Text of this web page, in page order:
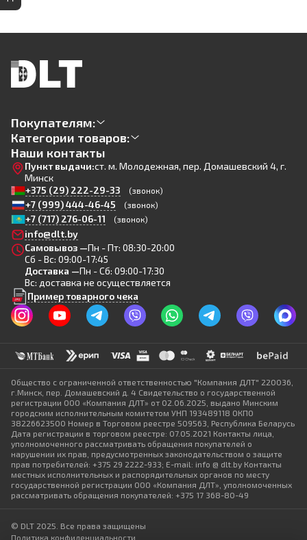
Покупателям:
Категории товаров:
Наши контакты
Пункт выдачи:ст. м. Молодежная, пер. Домашевский 4, г.
Минск
+375 (29) 222-29-33
(звонок)
+7 (999) 444-46-45 (звонок)
+7 (717) 276-06-11 (звонок)
info@dlt.by
Самовывоз —Пн - Пт: 08:30-20:00
Сб - Вс: 09:00-17:45
Доставка —Пн - Сб: 09:00-17:30
Вс: доставка не осуществляется
Пример товарного чека
Общество с ограниченной ответственностью "Компания ДЛТ" 220036,
г.Минск, пер. Домашевский д. 4 Свидетельство о государственной
регистрации ООО «Компания ДЛТ» от 02.06.2025, выдано Минским
городским исполнительным комитетом УНП 193489118 ОКПО
38226623500 Номер в Торговом реестре 509563, Республика Беларусь
Дата регистрации в торговом реестре: 07.05.2021 Контакты лица,
уполномоченного рассматривать обращения покупателей о
нарушении их прав, предусмотренных законодательством о защите
прав потребителей: +375 29 2222-933; E-mail: info @ dlt.by Контакты
местных исполнительных и распорядительных органов по месту
государственной регистрации ООО «Компания ДЛТ», уполномоченных
рассматривать обращения покупателей: +375 17 368-80-49
© DLT 2025. Все права защищены
Политика конфиденциальности